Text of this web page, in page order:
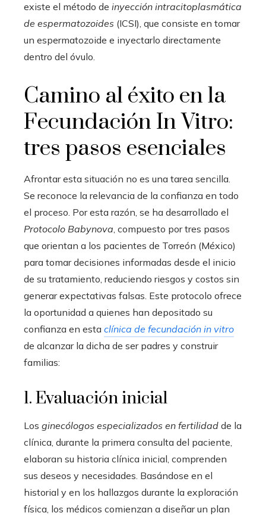
existe el método de inyección intracitoplasmática
de espermatozoides (ICSI), que consiste en tomar
un espermatozoide e inyectarlo directamente
dentro del óvulo.
Camino al éxito en la
Fecundación In Vitro:
tres pasos esenciales
Afrontar esta situación no es una tarea sencilla.
Se reconoce la relevancia de la confianza en todo
el proceso. Por esta razón, se ha desarrollado el
Protocolo Babynova, compuesto por tres pasos
que orientan a los pacientes de Torreón (México)
para tomar decisiones informadas desde el inicio
de su tratamiento, reduciendo riesgos y costos sin
generar expectativas falsas. Este protocolo ofrece
la oportunidad a quienes han depositado su
confianza en esta clínica de fecundación in vitro
de alcanzar la dicha de ser padres y construir
familias:
1. Evaluación inicial
Los ginecólogos especializados en fertilidad de la
clínica, durante la primera consulta del paciente,
elaboran su historia clínica inicial, comprenden
sus deseos y necesidades. Basándose en el
historial y en los hallazgos durante la exploración
física, los médicos comienzan a diseñar un plan